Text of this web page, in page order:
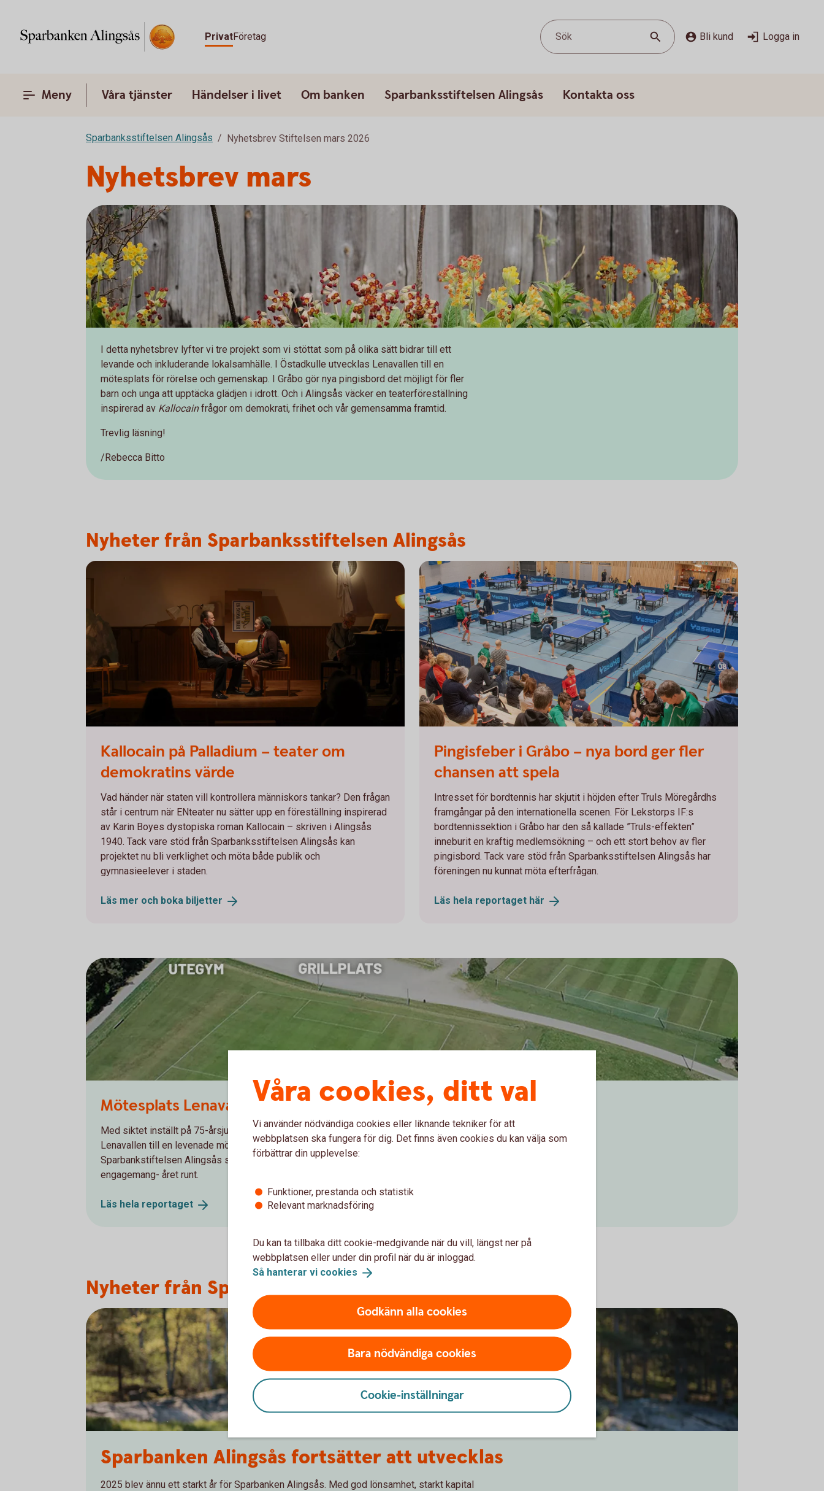
PrivatFöretag Sök Bli kund Logga in
Meny Våra tjänster Händelser i livet Om banken Sparbanksstiftelsen Alingsås Kontakta oss
Sparbanksstiftelsen Alingsås Nyhetsbrev Stiftelsen mars 2026
Nyhetsbrev mars
I detta nyhetsbrev lyfter vi tre projekt som vi stöttat som på olika sätt bidrar till ett
levande och inkluderande lokalsamhälle. I Östadkulle utvecklas Lenavallen till en
mötesplats för rörelse och gemenskap. I Gråbo gör nya pingisbord det möjligt för fler
barn och unga att upptäcka glädjen i idrott. Och i Alingsås väcker en teaterföreställning
inspirerad av Kallocainfrågor om demokrati, frihet och vår gemensamma framtid.
Trevlig läsning!
/Rebecca Bitto
Nyheter från Sparbanksstiftelsen Alingsås
Kallocain på Palladium – teater om
demokratins värde
Vad händer när staten vill kontrollera människors tankar? Den frågan
står i centrum när ENteater nu sätter upp en föreställning inspirerad
av Karin Boyes dystopiska roman Kallocain – skriven i Alingsås
1940. Tack vare stöd från Sparbanksstiftelsen Alingsås kan
projektet nu bli verklighet och möta både publik och
gymnasieelever i staden.
Läs mer och boka biljetter
Pingisfeber i Gråbo – nya bord ger fler
chansen att spela
Intresset för bordtennis har skjutit i höjden efter Truls Möregårdhs
framgångar på den internationella scenen. För Lekstorps IF:s
bordtennissektion i Gråbo har den så kallade ”Truls-effekten”
inneburit en kraftig medlemsökning – och ett stort behov av fler
pingisbord. Tack vare stöd från Sparbanksstiftelsen Alingsås har
föreningen nu kunnat möta efterfrågan.
Läs hela reportaget här
Mötesplats Lenavallen – mer än en fotbollsplan i Östadkulle
Med siktet inställt på 75-årsjubileet 2026 tar Östadkulle SK ett stort steg för att utvecka
Lenavallen till en levenade mötesplats för hela bygden. Med stöd från bland andra
Sparbankstiftelsen Alingsås skapas nya möjligheter för rörelse, gemenskap och
engagemang- året runt.
Läs hela reportaget
Nyheter från Sparbanken Alingsås
Sparbanken Alingsås fortsätter att utvecklas
2025 blev ännu ett starkt år för Sparbanken Alingsås. Med god lönsamhet, starkt kapital
Våra cookies, ditt val
Vi använder nödvändiga cookies eller liknande tekniker för att
webbplatsen ska fungera för dig. Det finns även cookies du kan välja som
förbättrar din upplevelse:
Funktioner, prestanda och statistik
Relevant marknadsföring
Du kan ta tillbaka ditt cookie-medgivande när du vill, längst ner på
webbplatsen eller under din profil när du är inloggad.
Så hanterar vi cookies
Godkänn alla cookies
Bara nödvändiga cookies
Cookie-inställningar